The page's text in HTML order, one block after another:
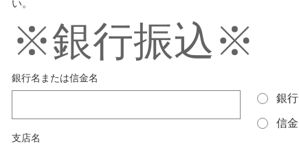
い。
※銀行振込※
銀行名または信金名
銀行
信金
支店名